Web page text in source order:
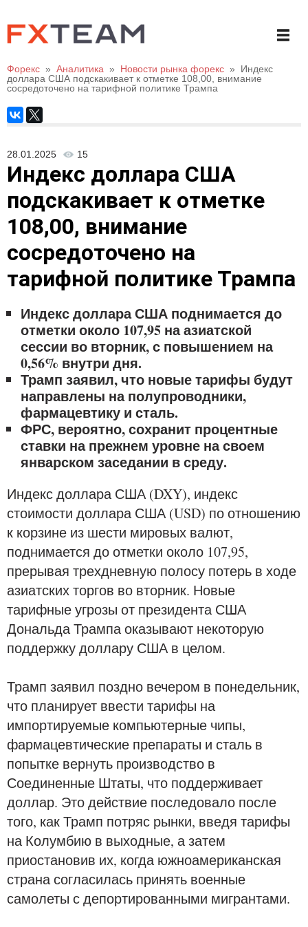
Форекс » Аналитика » Новости рынка форекс »
Индекс
доллара США подскакивает к отметке 108,00, внимание
сосредоточено на тарифной политике Трампа
28.01.2025 15
Индекс доллара США
подскакивает к отметке
108,00, внимание
сосредоточено на
тарифной политике Трампа
Индекс доллара США поднимается до
отметки около 107,95 на азиатской
сессии во вторник, с повышением на
0,56% внутри дня.
Трамп заявил, что новые тарифы будут
направлены на полупроводники,
фармацевтику и сталь.
ФРС, вероятно, сохранит процентные
ставки на прежнем уровне на своем
январском заседании в среду.
Индекс доллара США (DXY), индекс
стоимости доллара США (USD) по отношению
к корзине из шести мировых валют,
поднимается до отметки около 107,95,
прерывая трехдневную полосу потерь в ходе
азиатских торгов во вторник. Новые
тарифные угрозы от президента США
Дональда Трампа оказывают некоторую
поддержку доллару США в целом.
Трамп заявил поздно вечером в понедельник,
что планирует ввести тарифы на
импортируемые компьютерные чипы,
фармацевтические препараты и сталь в
попытке вернуть производство в
Соединенные Штаты, что поддерживает
доллар. Это действие последовало после
того, как Трамп потряс рынки, введя тарифы
на Колумбию в выходные, а затем
приостановив их, когда южноамериканская
страна согласилась принять военные
самолеты с депортированными мигрантами.